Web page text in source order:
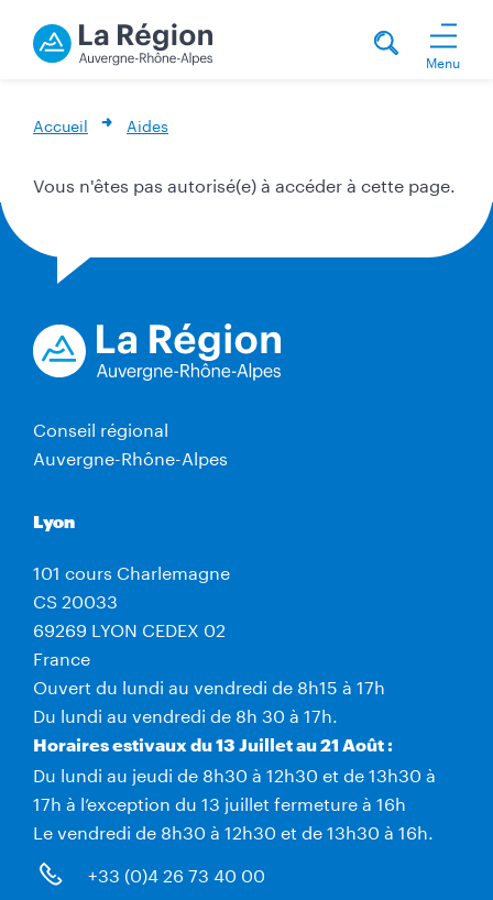
Menu
Accueil Aides
Vous n'êtes pas autorisé(e) à accéder à cette page.
Conseil régional
Auvergne-Rhône-Alpes
Lyon
101 cours Charlemagne
CS 20033
69269 LYON CEDEX 02
France
Ouvert du lundi au vendredi de 8h15 à 17h
Du lundi au vendredi de 8h 30 à 17h.
Horaires estivaux du 13 Juillet au 21 Août :
Du lundi au jeudi de 8h30 à 12h30 et de 13h30 à
17h à l’exception du 13 juillet fermeture à 16h
Le vendredi de 8h30 à 12h30 et de 13h30 à 16h.
+33 (0)4 26 73 40 00